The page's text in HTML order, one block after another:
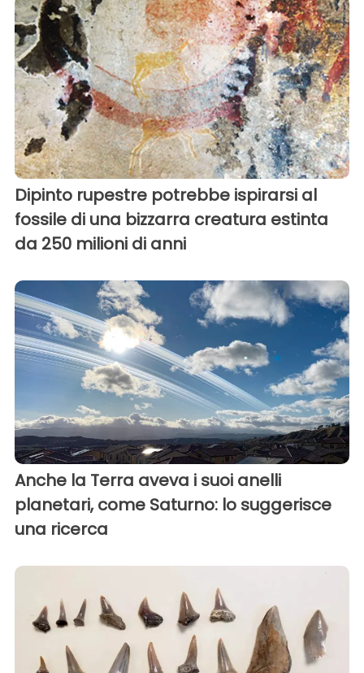
Dipinto rupestre potrebbe ispirarsi al
fossile di una bizzarra creatura estinta
da 250 milioni di anni
Anche la Terra aveva i suoi anelli
planetari, come Saturno: lo suggerisce
una ricerca